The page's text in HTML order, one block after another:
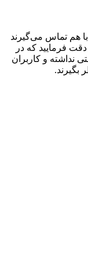
هم تماس می‌گیرند
فرمایید که در
نداشته و کاربران
بگیرند.